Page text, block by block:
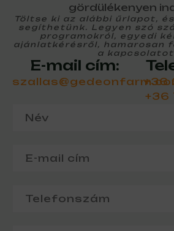
gördülékenyen
Töltse ki az alábbi űrlapot,
segíthetünk. Legyen szó
programokról, egyedi
ajánlatkérésről, hamarosan
a
E-mail cím:
+36
+36